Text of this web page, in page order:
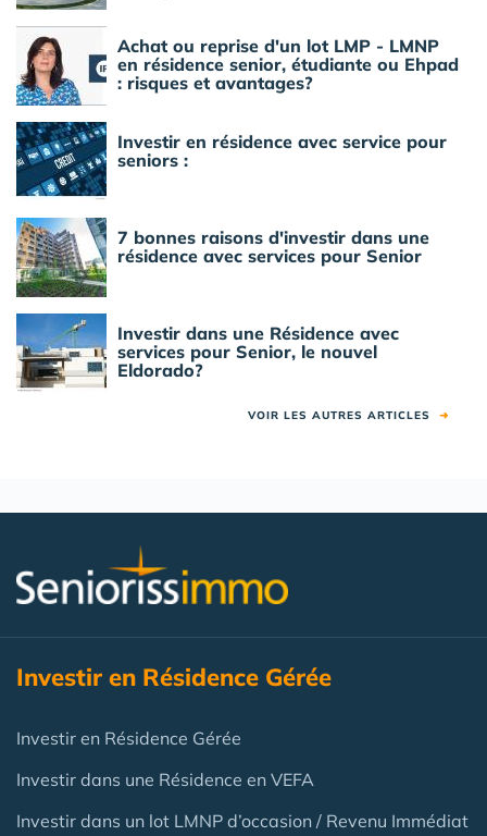
Achat ou reprise d'un lot LMP - LMNP
en résidence senior, étudiante ou Ehpad
: risques et avantages?
Investir en résidence avec service pour
seniors :
7 bonnes raisons d'investir dans une
résidence avec services pour Senior
Investir dans une Résidence avec
services pour Senior, le nouvel
Eldorado?
VOIR LES AUTRES ARTICLES ➜
Investir en Résidence Gérée
Investir en Résidence Gérée
Investir dans une Résidence en VEFA
Investir dans un lot LMNP d’occasion / Revenu Immédiat